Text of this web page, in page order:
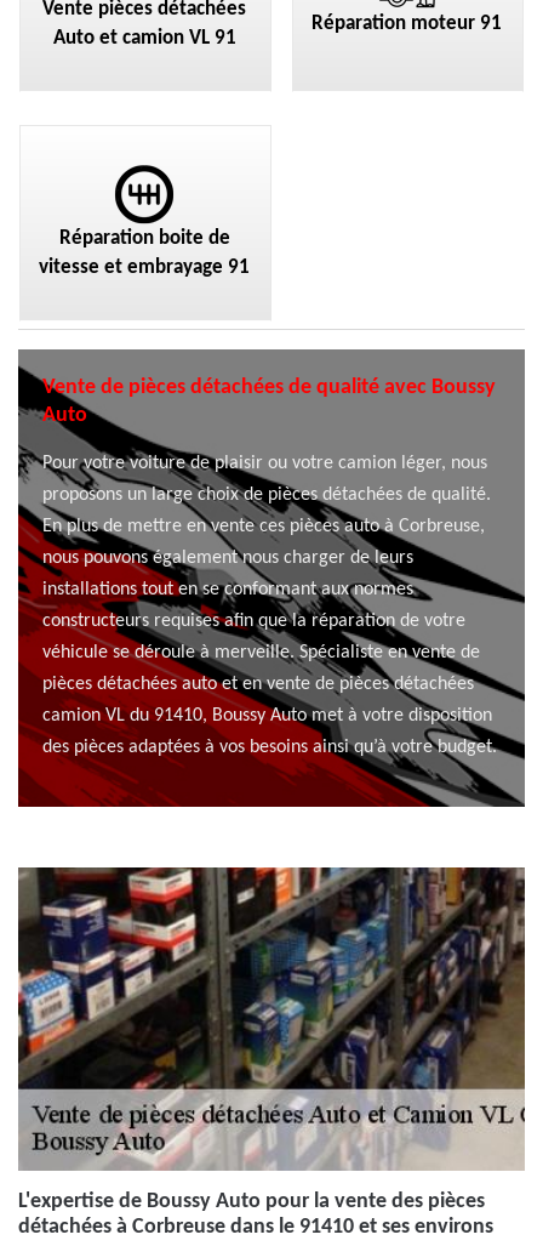
Vente pièces détachées
Auto et camion VL 91
Réparation moteur 91
Réparation boite de
vitesse et embrayage 91
Vente de pièces détachées de qualité avec Boussy
Auto
Pour votre voiture de plaisir ou votre camion léger, nous
proposons un large choix de pièces détachées de qualité.
En plus de mettre en vente ces pièces auto à Corbreuse,
nous pouvons également nous charger de leurs
installations tout en se conformant aux normes
constructeurs requises afin que la réparation de votre
véhicule se déroule à merveille. Spécialiste en vente de
pièces détachées auto et en vente de pièces détachées
camion VL du 91410, Boussy Auto met à votre disposition
des pièces adaptées à vos besoins ainsi qu’à votre budget.
L'expertise de Boussy Auto pour la vente des pièces
détachées à Corbreuse dans le 91410 et ses environs